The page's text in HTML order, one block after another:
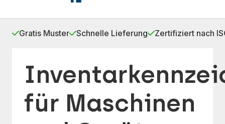
Gratis Muster Schnelle Lieferung Zertifiziert nach
für Maschinen